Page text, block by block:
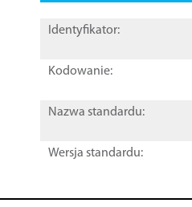
Identyfikator:
Kodowanie:
Nazwa standardu:
Wersja standardu: